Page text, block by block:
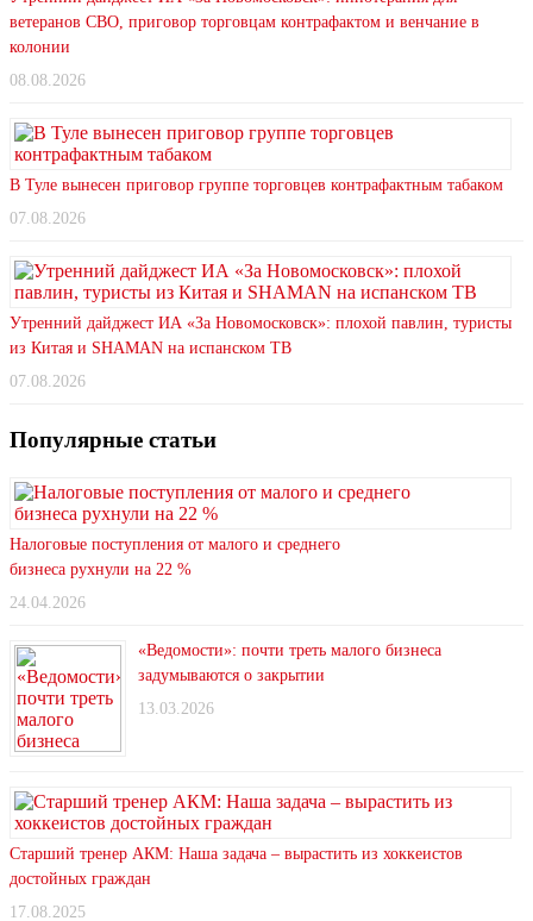
ветеранов СВО, приговор торговцам контрафактом и венчание в
колонии
08.08.2026
В Туле вынесен приговор группе торговцев контрафактным табаком
07.08.2026
Утренний дайджест ИА «За Новомосковск»: плохой павлин, туристы
из Китая и SHAMAN на испанском ТВ
07.08.2026
Популярные статьи
Налоговые поступления от малого и среднего
бизнеса рухнули на 22 %
24.04.2026
«Ведомости»: почти треть малого бизнеса
задумываются о закрытии
13.03.2026
Старший тренер АКМ: Наша задача – вырастить из хоккеистов
достойных граждан
17.08.2025